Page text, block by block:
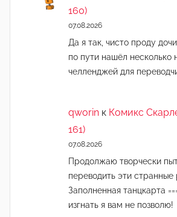
160)
07.08.2026
Да я так, чисто проду
по пути нашёл несколько
челленджей для
qworin к Комикс
161)
07.08.2026
Продолжаю творчески
переводить эти странные
Заполненная танцкарта
изгнать я вам не